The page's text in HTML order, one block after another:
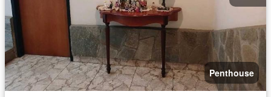
Penthouse